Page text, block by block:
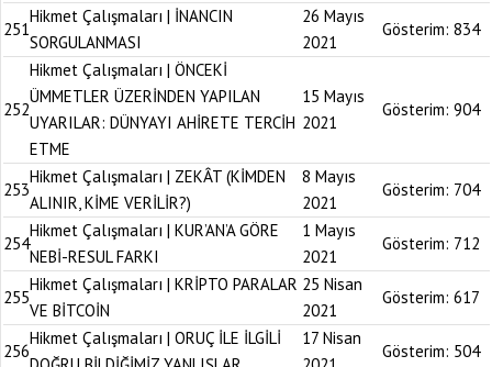
251
Hikmet Çalışmaları | İNANCIN
SORGULANMASI
26 Mayıs
2021
Gösterim: 834
252
Hikmet Çalışmaları | ÖNCEKİ
ÜMMETLER ÜZERİNDEN YAPILAN
UYARILAR: DÜNYAYI AHİRETE TERCİH
ETME
15 Mayıs
2021
Gösterim: 904
253
Hikmet Çalışmaları | ZEKÂT (KİMDEN
ALINIR, KİME VERİLİR?)
8 Mayıs
2021
Gösterim: 704
254
Hikmet Çalışmaları | KUR’AN’A GÖRE
NEBİ-RESUL FARKI
1 Mayıs
2021
Gösterim: 712
255
Hikmet Çalışmaları | KRİPTO PARALAR
VE BİTCOİN
25 Nisan
2021
Gösterim: 617
256
Hikmet Çalışmaları | ORUÇ İLE İLGİLİ
17 Nisan
Gösterim: 504